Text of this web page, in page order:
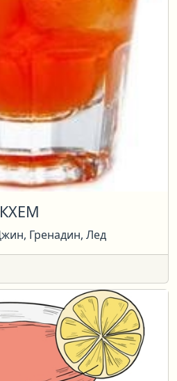
Гренадин, Лед